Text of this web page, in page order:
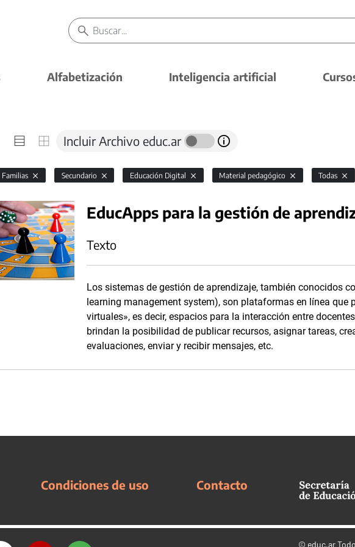
Alfabetización Inteligencia artificial
Incluir Archivo educ.ar
Familias Secundario Educación Digital Material pedagógico Todas
EducApps para la gestión de
Texto
Los sistemas de gestión de aprendizaje, también conocidos
learning management system), son plataformas en línea que
virtuales», es decir, espacios para la interacción entre
brindan la posibilidad de publicar recursos, asignar tareas,
evaluaciones, enviar y recibir mensajes, etc.
Condiciones de uso Contacto
© educ.ar